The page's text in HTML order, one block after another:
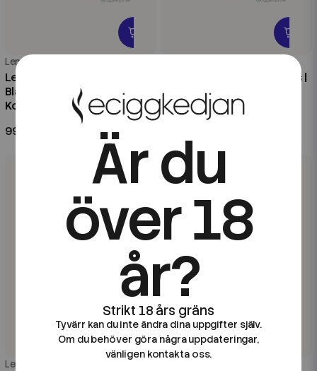
Lemon Aid
Lemon Aid | Original
Blackcurrant | 60ml
Kombofill
99 kr
Lemon Aid | Summer Fruits |
60ml Kombofill
Lemon Aid
Är du
över 18
år?
Tyvärr kan du inte ändra dina uppgifter själv.
Om du behöver göra några uppdateringar,
vänligen kontakta oss.